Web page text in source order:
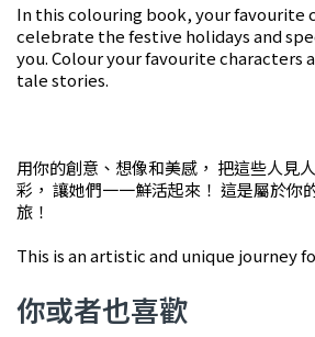
In this colouring book, your favourite
celebrate the festive holidays and
you. Colour your favourite characters
tale stories.
用你的創意、想像和美感， 把這些人見
彩， 讓她們一一鮮活起來！ 這是屬於你
旅！
This is an artistic and unique journey
你或者也喜歡